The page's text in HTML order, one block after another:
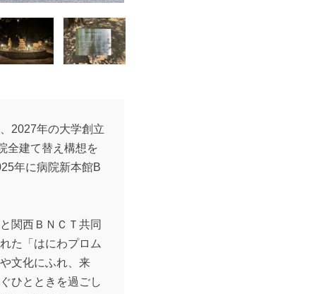
2027年の大学創立
全建て替え構想を
年に病院新本館B
関西ＢＮＣＴ共同
た「はにわプロム
文化にふれ、来
ひとときを過ごし